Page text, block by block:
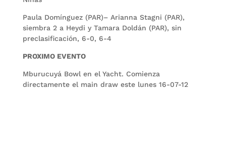
Paula Domínguez (PAR)– Arianna Stagni (PAR),
siembra 2 a Heydi y Tamara Doldán (PAR), sin
preclasificación, 6-0, 6-4
PROXIMO EVENTO
Mburucuyá Bowl en el Yacht. Comienza
directamente el main draw este lunes 16-07-12